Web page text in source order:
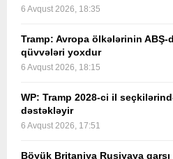
6 Avqust 2026, 18:35
Tramp: Avropa ölkələrinin
qüvvələri yoxdur
6 Avqust 2026, 18:15
WP: Tramp 2028-ci il
dəstəkləyir
6 Avqust 2026, 17:51
Böyük Britaniya Rusiyaya qarşı